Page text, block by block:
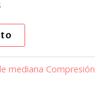
mediana Compresión